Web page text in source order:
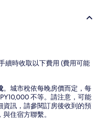
續時收取以下費用 (費用可能
。城市稅依每晚房價而定，每
不等。請注意，可能
資訊，請參閱訂房後收到的預
住宿方聯繫。